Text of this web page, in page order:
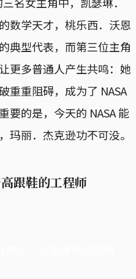
数学天才，桃乐西．沃恩
典型代表，而第三位主角
更多普通人产生共鸣：她
重重阻碍，成为了 NASA
要的是，今天的 NASA 能
玛丽．杰克逊功不可没。
跟鞋的工程师